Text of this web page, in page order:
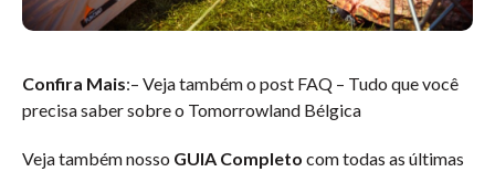
Confira Mais:– Veja também o post FAQ – Tudo que você
precisa saber sobre o Tomorrowland Bélgica
Veja também nosso GUIA Completo com todas as últimas